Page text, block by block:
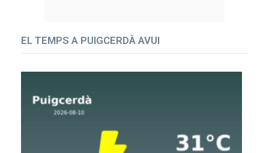
EL TEMPS A PUIGCERDÀ AVUI